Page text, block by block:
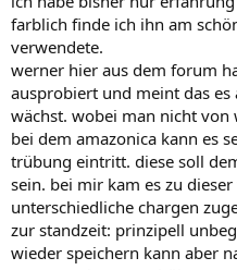
farblich finde ich ihn am
verwendete.
werner hier aus dem forum
ausprobiert und meint das es
wächst. wobei man nicht von
bei dem amazonica kann es
trübung eintritt. diese soll
sein. bei mir kam es zu
unterschiedliche chargen
zur standzeit: prinzipell
wieder speichern kann aber